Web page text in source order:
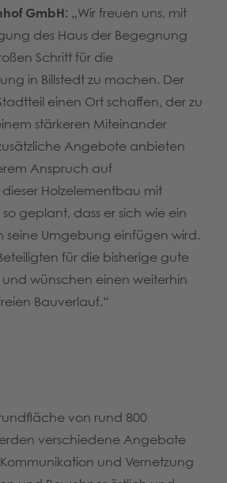
GmbH: „Wir freuen uns, mit
des Haus der Begegnung
Schritt für die
in Billstedt zu machen. Der
einen Ort schaffen, der zu
stärkeren Miteinander
Angebote anbieten
Anspruch auf
Holzelementbau mit
geplant, dass er sich wie ein
seine Umgebung einfügen wird.
für die bisherige gute
wünschen einen weiterhin
Bauverlauf.“
von rund 800
verschiedene Angebote
und Vernetzung